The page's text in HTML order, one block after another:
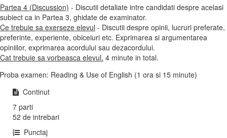
Partea 4 (Discussion) - Discutii detaliate intre candidati despre acelasi
subiect ca in Partea 3, ghidate de examinator.
Ce trebuie sa exerseze elevul - Discutii despre opinii, lucruri preferate,
preferinte, experiente, obiceiuri etc. Exprimarea si argumentarea
opiniilor, exprimarea acordului sau dezacordului.
Cat trebuie sa vorbeasca elevul. 4 minute in total.
Proba examen: Reading & Use of English (1 ora si 15 minute)
Continut
7 parti
52 de intrebari
Punctaj